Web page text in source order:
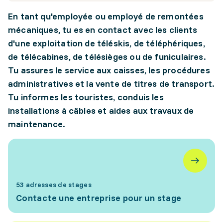
En tant qu'employée ou employé de remontées
mécaniques, tu es en contact avec les clients
d'une exploitation de téléskis, de téléphériques,
de télécabines, de télésièges ou de funiculaires.
Tu assures le service aux caisses, les procédures
administratives et la vente de titres de transport.
Tu informes les touristes, conduis les
installations à câbles et aides aux travaux de
maintenance.
53 adresses de stages
Contacte une entreprise pour un stage